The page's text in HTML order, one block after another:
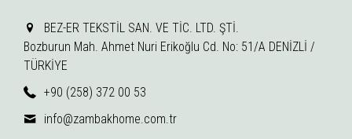
BEZ-ER TEKSTİL SAN. VE TİC. LTD. ŞTİ.
Bozburun Mah. Ahmet Nuri Erikoğlu Cd. No: 51/A DENİZLİ /
TÜRKİYE
+90 (258) 372 00 53
info@zambakhome.com.tr